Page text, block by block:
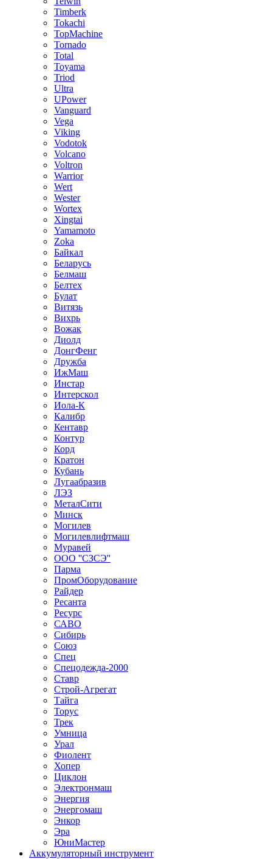
Timberk
Tokachi
TopMachine
Tornado
Total
Toyama
Triod
Ultra
UPower
Vanguard
Vega
Viking
Vodotok
Volcano
Voltron
Warrior
Wert
Wester
Wortex
Xingtai
Yamamoto
Zoka
Байкал
Беларусь
Белмаш
Белтех
Булат
Витязь
Вихрь
Вожак
Диолд
ДонгФенг
Дружба
ИжМаш
Инстар
Интерскол
Иола-К
Калибр
Кентавр
Контур
Корд
Кратон
Кубань
Лугаабразив
ЛЭЗ
МеталСити
Минск
Могилев
Могилевлифтмаш
Муравей
ООО ''СЗСЭ''
Парма
ПромОборудование
Райдер
Ресанта
Ресурс
САВО
Сибирь
Союз
Спец
Спецодежда-2000
Ставр
Строй-Агрегат
Тайга
Торус
Трек
Умница
Урал
Фиолент
Хопер
Циклон
Электронмаш
Энергия
Энергомаш
Энкор
Эра
ЮниМастер
Аккумуляторный инструмент